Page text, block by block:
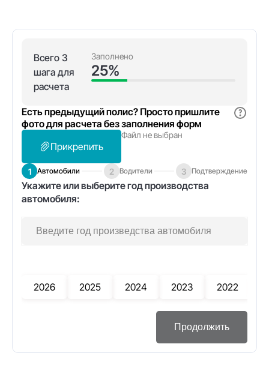
Всего 3
шага для
расчета
Заполнено
25%
Есть предыдущий полис? Просто пришлите
фото для расчета без заполнения форм
Прикрепить
Файл не выбран
1 Автомобили 2 Водители 3 Подтверждение
Укажите или выберите год производства
автомобиля:
2026 2025 2024 2023 2022
Продолжить